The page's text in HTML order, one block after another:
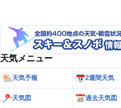
天気メニュー
天気予報 2週間天気
天気図 過去天気図